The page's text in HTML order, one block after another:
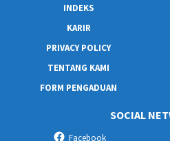
INDEKS
KARIR
PRIVACY POLICY
TENTANG KAMI
FORM PENGADUAN
SOCIAL
Facebook